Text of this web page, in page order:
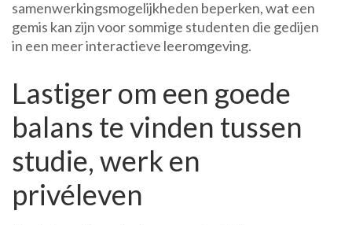
samenwerkingsmogelijkheden beperken, wat een
gemis kan zijn voor sommige studenten die gedijen
in een meer interactieve leeromgeving.
Lastiger om een goede
balans te vinden tussen
studie, werk en
privéleven